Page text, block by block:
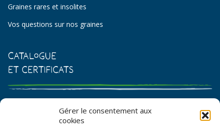
Gérer le consentement aux
cookies
Graines rares et insolites
Vos questions sur nos graines
Catalogue
et certificats
Catalogue de graines et semences